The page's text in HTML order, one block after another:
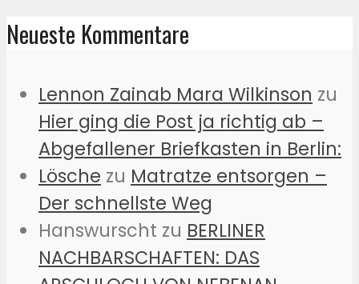
Neueste Kommentare
Lennon Zainab Mara Wilkinson zu
Hier ging die Post ja richtig ab –
Abgefallener Briefkasten in Berlin:
Lösche zu Matratze entsorgen –
Der schnellste Weg
Hanswurscht zu BERLINER
NACHBARSCHAFTEN: DAS